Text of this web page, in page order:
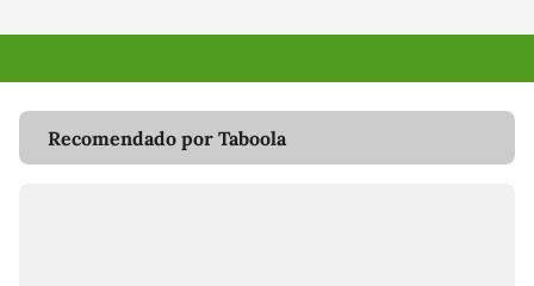
Recomendado por Taboola